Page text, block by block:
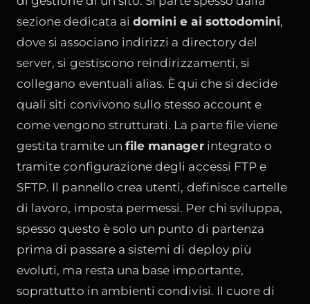
sezione dedicata aidomini e ai sottodomini,
dove si associano indirizzi a directory del
server, si gestiscono reindirizzamenti, si
collegano eventuali alias. È qui che si decide
quali siti convivono sullo stesso account e
come vengono strutturati. La parte file viene
gestita tramite un file managerintegrato o
tramite configurazione degli accessi FTP e
SFTP. Il pannello crea utenti, definisce cartelle
di lavoro, imposta permessi. Per chi sviluppa,
spesso questo è solo un punto di partenza
prima di passare a sistemi di deploy più
evoluti, ma resta una base importante,
soprattutto in ambienti condivisi. Il cuore di